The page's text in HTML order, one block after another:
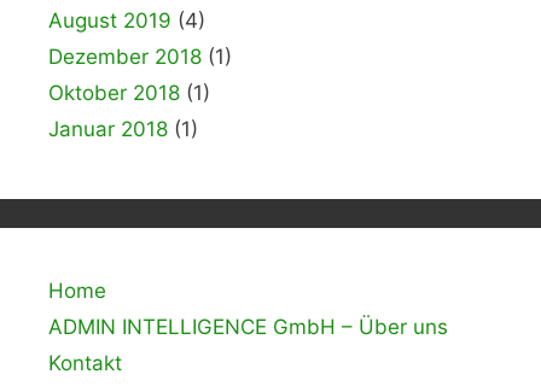
August 2019 (4)
Dezember 2018 (1)
Oktober 2018 (1)
Januar 2018 (1)
Home
ADMIN INTELLIGENCE GmbH – Über uns
Kontakt